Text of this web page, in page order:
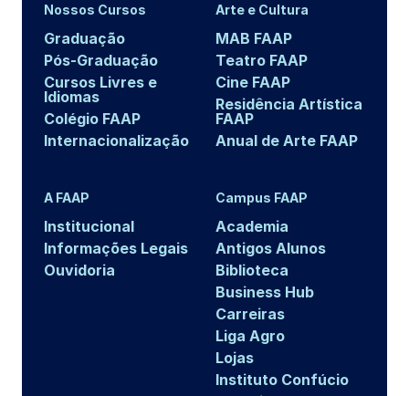
Nossos Cursos
Graduação
Pós-Graduação
Cursos Livres e
Idiomas
Colégio FAAP
Internacionalização
Arte e Cultura
MAB FAAP
Teatro FAAP
Cine FAAP
Residência Artística
FAAP
Anual de Arte FAAP
A FAAP
Institucional
Informações Legais
Ouvidoria
Campus FAAP
Academia
Antigos Alunos
Biblioteca
Business Hub
Carreiras
Liga Agro
Lojas
Instituto Confúcio